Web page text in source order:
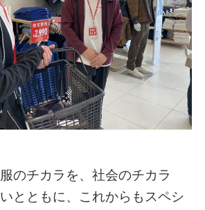
のチカラを、社会のチカラ
とともに、これからもスペシ